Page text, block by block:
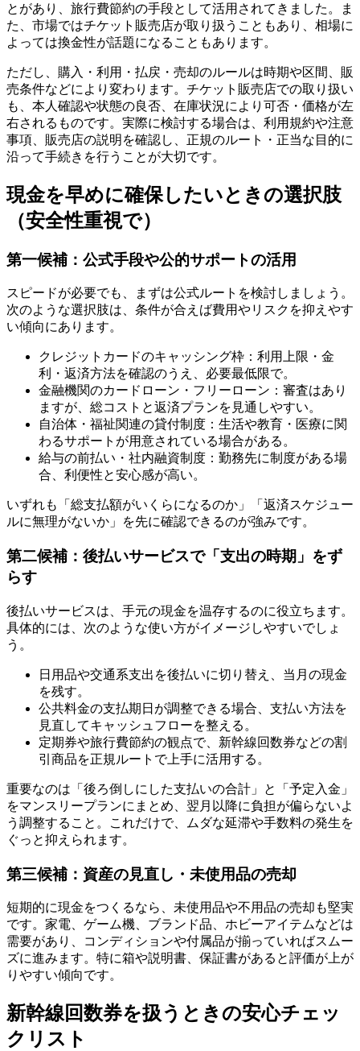
とがあり、旅行費節約の手段として活用されてきました。ま
た、市場ではチケット販売店が取り扱うこともあり、相場に
よっては換金性が話題になることもあります。
ただし、購入・利用・払戻・売却のルールは時期や区間、販
売条件などにより変わります。チケット販売店での取り扱い
も、本人確認や状態の良否、在庫状況により可否・価格が左
右されるものです。実際に検討する場合は、利用規約や注意
事項、販売店の説明を確認し、正規のルート・正当な目的に
沿って手続きを行うことが大切です。
現金を早めに確保したいときの選択肢
（安全性重視で）
第一候補：公式手段や公的サポートの活用
スピードが必要でも、まずは公式ルートを検討しましょう。
次のような選択肢は、条件が合えば費用やリスクを抑えやす
い傾向にあります。
クレジットカードのキャッシング枠：利用上限・金
利・返済方法を確認のうえ、必要最低限で。
金融機関のカードローン・フリーローン：審査はあり
ますが、総コストと返済プランを見通しやすい。
自治体・福祉関連の貸付制度：生活や教育・医療に関
わるサポートが用意されている場合がある。
給与の前払い・社内融資制度：勤務先に制度がある場
合、利便性と安心感が高い。
いずれも「総支払額がいくらになるのか」「返済スケジュー
ルに無理がないか」を先に確認できるのが強みです。
第二候補：後払いサービスで「支出の時期」をず
らす
後払いサービスは、手元の現金を温存するのに役立ちます。
具体的には、次のような使い方がイメージしやすいでしょ
う。
日用品や交通系支出を後払いに切り替え、当月の現金
を残す。
公共料金の支払期日が調整できる場合、支払い方法を
見直してキャッシュフローを整える。
定期券や旅行費節約の観点で、新幹線回数券などの割
引商品を正規ルートで上手に活用する。
重要なのは「後ろ倒しにした支払いの合計」と「予定入金」
をマンスリープランにまとめ、翌月以降に負担が偏らないよ
う調整すること。これだけで、ムダな延滞や手数料の発生を
ぐっと抑えられます。
第三候補：資産の見直し・未使用品の売却
短期的に現金をつくるなら、未使用品や不用品の売却も堅実
です。家電、ゲーム機、ブランド品、ホビーアイテムなどは
需要があり、コンディションや付属品が揃っていればスムー
ズに進みます。特に箱や説明書、保証書があると評価が上が
りやすい傾向です。
新幹線回数券を扱うときの安心チェッ
クリスト